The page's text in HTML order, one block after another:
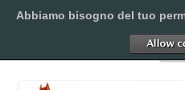
al
Pontilex
Abbiamo bisogno del tuo